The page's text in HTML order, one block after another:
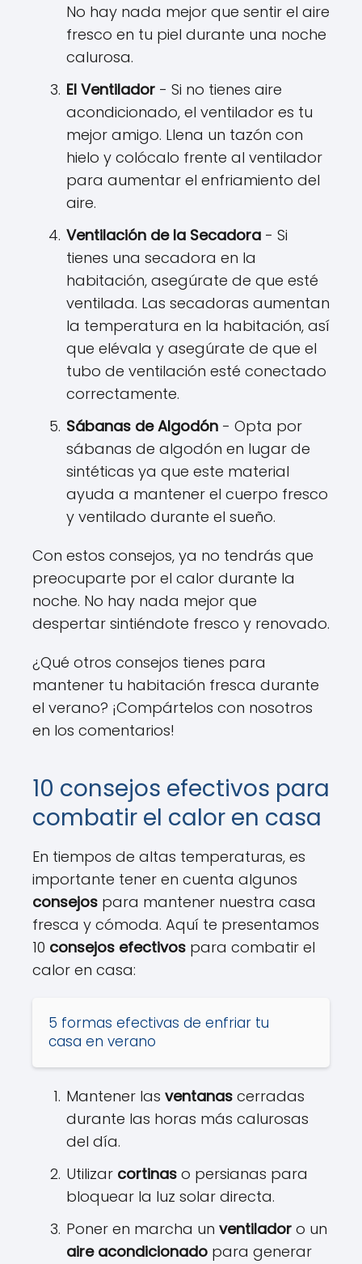
No hay nada mejor que sentir el aire
fresco en tu piel durante una noche
calurosa.
El Ventilador - Si no tienes aire
acondicionado, el ventilador es tu
mejor amigo. Llena un tazón con
hielo y colócalo frente al ventilador
para aumentar el enfriamiento del
aire.
Ventilación de la Secadora - Si
tienes una secadora en la
habitación, asegúrate de que esté
ventilada. Las secadoras aumentan
la temperatura en la habitación, así
que elévala y asegúrate de que el
tubo de ventilación esté conectado
correctamente.
Sábanas de Algodón - Opta por
sábanas de algodón en lugar de
sintéticas ya que este material
ayuda a mantener el cuerpo fresco
y ventilado durante el sueño.
Con estos consejos, ya no tendrás que
preocuparte por el calor durante la
noche. No hay nada mejor que
despertar sintiéndote fresco y renovado.
¿Qué otros consejos tienes para
mantener tu habitación fresca durante
el verano? ¡Compártelos con nosotros
en los comentarios!
10 consejos efectivos para
combatir el calor en casa
En tiempos de altas temperaturas, es
importante tener en cuenta algunos
consejos para mantener nuestra casa
fresca y cómoda. Aquí te presentamos
10 consejos efectivos para combatir el
calor en casa:
5 formas efectivas de enfriar tu
casa en verano
Mantener las ventanas cerradas
durante las horas más calurosas
del día.
Utilizar cortinas o persianas para
bloquear la luz solar directa.
Poner en marcha un ventilador o un
aire acondicionado para generar